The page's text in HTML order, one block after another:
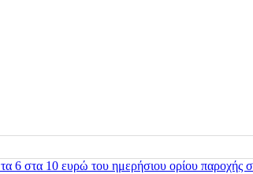
6 στα 10 ευρώ του ημερήσιου ορίου παροχής